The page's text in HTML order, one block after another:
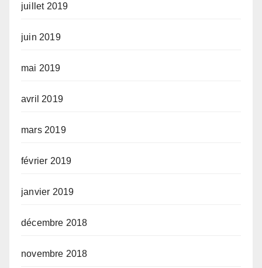
juillet 2019
juin 2019
mai 2019
avril 2019
mars 2019
février 2019
janvier 2019
décembre 2018
novembre 2018